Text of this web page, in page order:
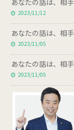
あなたの話は、相
2023/11/12
あなたの話は、相
2023/11/05
あなたの話は、相
2023/11/05